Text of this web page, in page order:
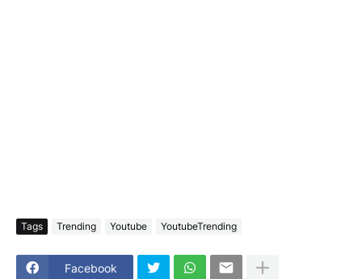
Tags Trending Youtube YoutubeTrending
Facebook